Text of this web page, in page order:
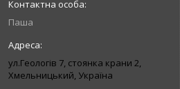
Паша
ул.Геологів 7, стоянка крани 2,
Хмельницький, Україна